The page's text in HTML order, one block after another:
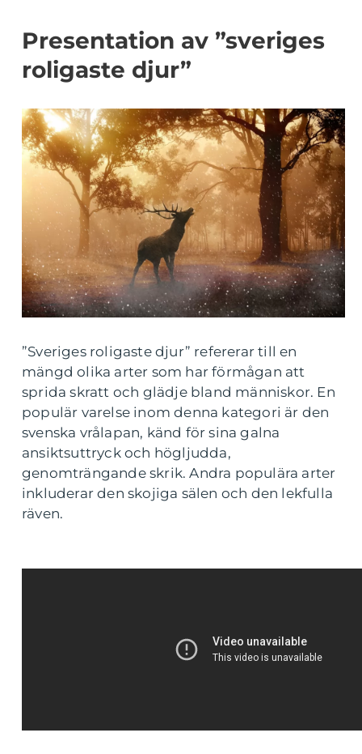
Presentation av ”sveriges
roligaste djur”
”Sveriges roligaste djur” refererar till en
mängd olika arter som har förmågan att
sprida skratt och glädje bland människor. En
populär varelse inom denna kategori är den
svenska vrålapan, känd för sina galna
ansiktsuttryck och högljudda,
genomträngande skrik. Andra populära arter
inkluderar den skojiga sälen och den lekfulla
räven.